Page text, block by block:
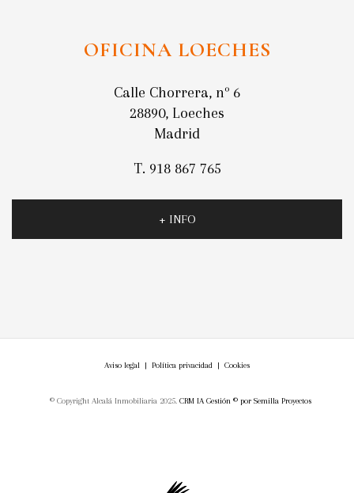
OFICINA LOECHES
Calle Chorrera, nº 6
28890, Loeches
Madrid
T. 918 867 765
+ INFO
© Copyright Alcalá Inmobiliaria 2025. CRM IA Gestión ©por Semilla Proyectos
Aviso legal | Política privacidad | Cookies